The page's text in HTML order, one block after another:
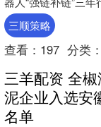
2027年）》（以下
求意见稿）》....
三顺策略
查看： 197 分类：
三羊配资 全
泥企业入选安
名单